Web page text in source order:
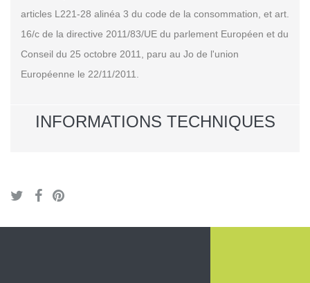
articles L221-28 alinéa 3 du code de la consommation, et art.
16/c de la directive 2011/83/UE du parlement Européen et du
Conseil du 25 octobre 2011, paru au Jo de l'union
Européenne le 22/11/2011.
INFORMATIONS TECHNIQUES